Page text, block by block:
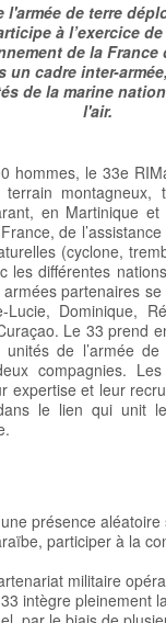
l'armée de terre
à l’exercice
de la France
un cadre inter-
de la marine
l'air.
hommes, le 33e
montagneux,
en Martinique
de
(cyclone,
les différentes
partenaires
Dominique,
Le 33 prend
unités de l’armée
compagnies.
expertise et leur
le lien qui unit
présence aléatoire
participer à la
militaire
intègre pleinement